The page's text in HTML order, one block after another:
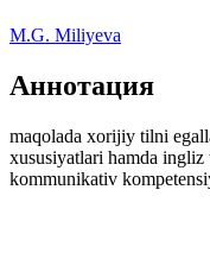
M.G. Miliyeva
Аннотация
maqolada xorijiy tilni
xususiyatlari hamda ingliz
kommunikativ